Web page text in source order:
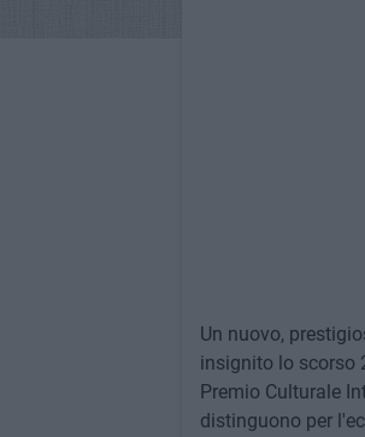
Un nuovo,
insignito lo scorso
Premio Culturale
distinguono per